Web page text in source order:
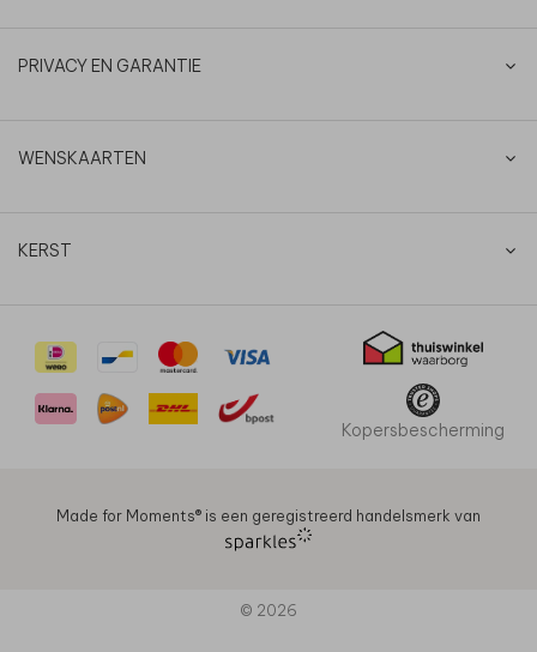
PRIVACY EN GARANTIE
WENSKAARTEN
KERST
Kopersbescherming
Made for Moments®️ is een geregistreerd handelsmerk van
© 2026